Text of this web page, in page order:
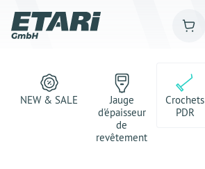
NEW & SALE
Jauge
d'épaisseur
de
revêtement
Crochets
PDR